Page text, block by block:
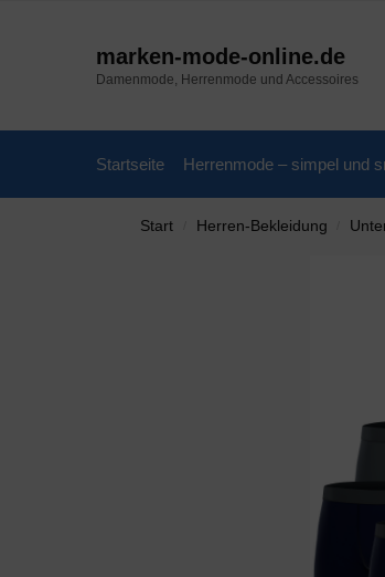
marken-mode-online.de
Damenmode, Herrenmode und Accessoires
Startseite Herrenmode – simpel und
Start Herren-Bekleidung